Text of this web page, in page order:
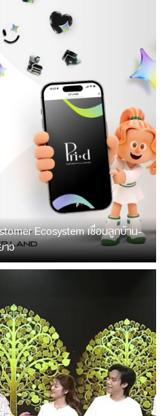
Ecosystem เชื่อมลูกบ้าน-
าว